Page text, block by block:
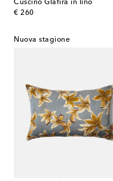
Cuscino Glafira in lino
€ 260
original price
Nuova stagione